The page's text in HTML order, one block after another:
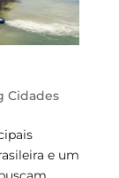
Cidades
e um